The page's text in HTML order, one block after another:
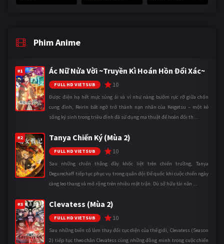
Phim Anime
#1 Ác Nữ Nửa Vời ~Truyền Kì Hoán Hồn Đổi Xác~
FULL HD VIETSUB 10
Được điện hạ hết mực sủng ái và ví như nàng bướm rực rỡ giữa chốn
cung đình, Reirin bất ngờ trở thành nạn nhân của Keigetsu – một kẻ
sống ký sinh trong triều đình đã sử dụng ma thuật để hoán đổi th ...
#2 Tanya Chiến Ký (Mùa 2)
FULL HD VIETSUB 10
Sau những chiến thắng đầy khốc liệt trên chiến trường, Tanya
Degurechaff tiếp tục phục vụ trong quân đội Đế quốc khi cuộc chiến ngày
càng leo thang và mở rộng trên nhiều mặt trận. Dù sở hữu tài năn ...
#3 Clevatess (Mùa 2)
FULL HD VIETSUB 10
Sau những biến cố làm thay đổi cục diện của thế giới, Clevatess (Season
2) tiếp tục theo chân Clevatess cùng những đồng minh trong cuộc chiến